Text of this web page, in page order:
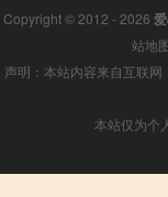
Copyright © 2012 - 2026
站地
声明：本站内容来自互联
本站仅为个